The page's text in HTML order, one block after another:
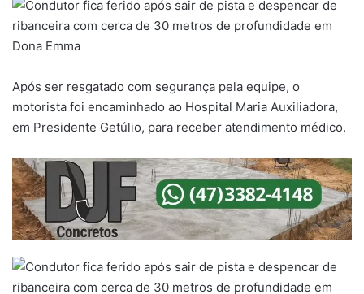
Após ser resgatado com segurança pela equipe, o
motorista foi encaminhado ao Hospital Maria Auxiliadora,
em Presidente Getúlio, para receber atendimento médico.